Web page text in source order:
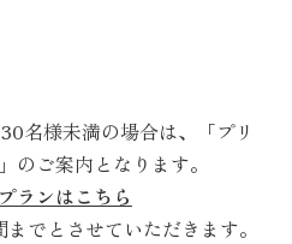
名様未満の場合は、「プリ
のご案内となります。
ランはこちら
でとさせていただきます。